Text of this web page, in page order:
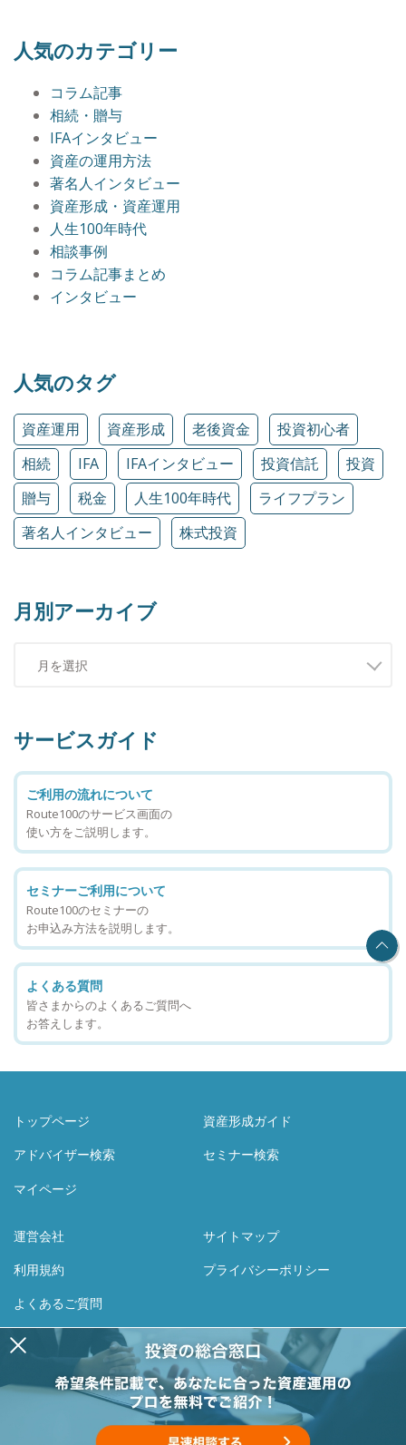
人気のカテゴリー
コラム記事
相続・贈与
IFAインタビュー
資産の運用方法
著名人インタビュー
資産形成・資産運用
人生100年時代
相談事例
コラム記事まとめ
インタビュー
人気のタグ
資産運用 資産形成 老後資金
投資初心者
相続
IFA IFAインタビュー 投資信託
投資
贈与
税金 人生100年時代
ライフプラン
著名人インタビュー
株式投資
月別アーカイブ
サービスガイド
ご利用の流れについて
Route100のサービス画面の
使い方をご説明します。
セミナーご利用について
Route100のセミナーの
お申込み方法を説明します。
よくある質問
皆さまからのよくあるご質問へ
お答えします。
トップページ
資産形成ガイド
アドバイザー検索
セミナー検索
マイページ
運営会社
サイトマップ
利用規約
プライバシーポリシー
よくあるご質問
FacebookTwitter
〈運営会社〉株式会社Ribbonz